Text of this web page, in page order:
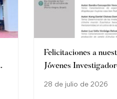
Felicitaciones a
Jóvenes
28 de julio de 2026